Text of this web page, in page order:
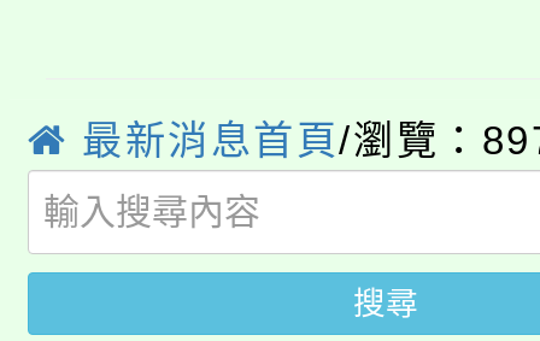
系所師生報名參加。
學籍身 分審查程序及
版
淨零綠領人才培育課程
公告本校115學年度第
代理(課)教師甄選結果(
「2026金融保險知識
桃園市115學年度學生
最新消息首頁/瀏覽：
搜尋